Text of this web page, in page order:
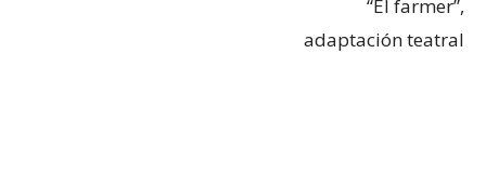
“El farmer”,
adaptación teatral